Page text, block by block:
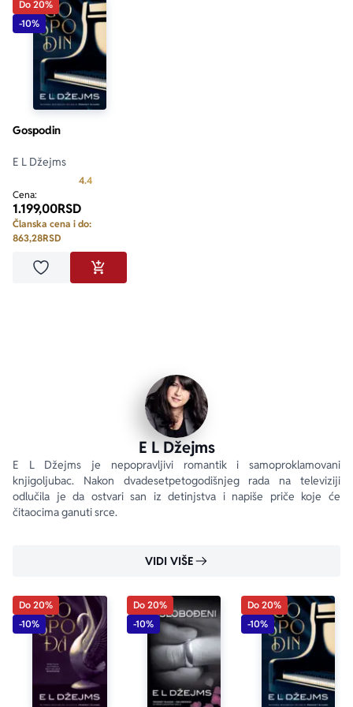
Do 20%
-10%
Gospodin
E L Džejms
4.4Prosecna ocena je 4.4 od 5
Cena:
1.199,00RSD
Članska cena i do:
863,28RSD
Dodaj u omiljeneDODAJ U KORPU
E L Džejms
E L Džejms je nepopravljivi romantik i samoproklamovani
knjigoljubac. Nakon dvadesetpetogodišnjeg rada na televiziji
odlučila je da ostvari san iz detinjstva i napiše priče koje će
čitaocima ganuti srce.
VIDI VIŠE
Do 20%
-10%
Do 20%
-10%
Do 20%
-10%